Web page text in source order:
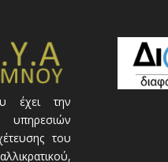
έχει την
του